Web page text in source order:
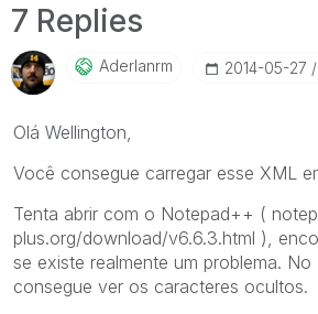
7 Replies
Aderlanrm ‎2014-05-27
Olá Wellington,
Você consegue carregar esse XML
Tenta abrir com o Notepad++ (
plus.org/download/v6.6.3.html ),
se existe realmente um problema.
consegue ver os caracteres ocultos.